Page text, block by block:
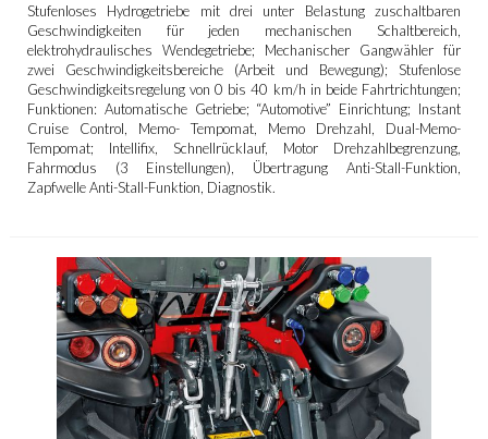
Stufenloses Hydrogetriebe mit drei unter Belastung zuschaltbaren
Geschwindigkeiten für jeden mechanischen Schaltbereich,
elektrohydraulisches Wendegetriebe; Mechanischer Gangwähler für
zwei Geschwindigkeitsbereiche (Arbeit und Bewegung); Stufenlose
Geschwindigkeitsregelung von 0 bis 40 km/h in beide Fahrtrichtungen;
Funktionen: Automatische Getriebe; “Automotive” Einrichtung; Instant
Cruise Control, Memo- Tempomat, Memo Drehzahl, Dual-Memo-
Tempomat; Intellifix, Schnellrücklauf, Motor Drehzahlbegrenzung,
Fahrmodus (3 Einstellungen), Übertragung Anti-Stall-Funktion,
Zapfwelle Anti-Stall-Funktion, Diagnostik.